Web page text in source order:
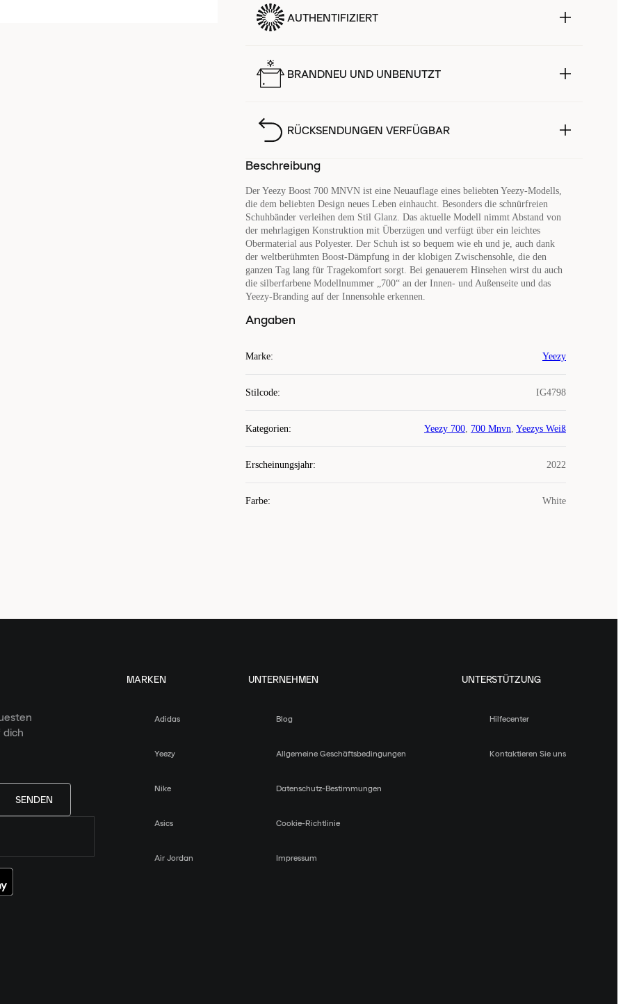
AUTHENTIFIZIERT
BRANDNEU UND UNBENUTZT
RÜCKSENDUNGEN VERFÜGBAR
Beschreibung
Der Yeezy Boost 700 MNVN ist eine Neuauflage eines beliebten Yeezy-Modells,
die dem beliebten Design neues Leben einhaucht. Besonders die schnürfreien
Schuhbänder verleihen dem Stil Glanz. Das aktuelle Modell nimmt Abstand von
der mehrlagigen Konstruktion mit Überzügen und verfügt über ein leichtes
Obermaterial aus Polyester. Der Schuh ist so bequem wie eh und je, auch dank
der weltberühmten Boost-Dämpfung in der klobigen Zwischensohle, die den
ganzen Tag lang für Tragekomfort sorgt. Bei genauerem Hinsehen wirst du auch
die silberfarbene Modellnummer „700“ an der Innen- und Außenseite und das
Yeezy-Branding auf der Innensohle erkennen.
Angaben
Marke: Yeezy
Stilcode: IG4798
Kategorien: Yeezy 700, 700 Mnvn, Yeezys Weiß
Erscheinungsjahr: 2022
Farbe: White
SENDEN
MARKEN
Adidas
Yeezy
Nike
Asics
Air Jordan
UNTERNEHMEN
Blog
Allgemeine Geschäftsbedingungen
Datenschutz-Bestimmungen
Cookie-Richtlinie
Impressum
UNTERSTÜTZUNG
Hilfecenter
Kontaktieren Sie uns